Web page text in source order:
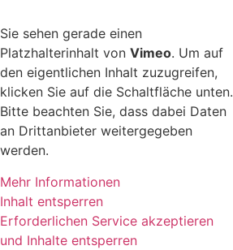
Sie sehen gerade einen
Platzhalterinhalt von Vimeo. Um auf
den eigentlichen Inhalt zuzugreifen,
klicken Sie auf die Schaltfläche unten.
Bitte beachten Sie, dass dabei Daten
an Drittanbieter weitergegeben
werden.
Mehr Informationen
Inhalt entsperren
Erforderlichen Service akzeptieren
und Inhalte entsperren